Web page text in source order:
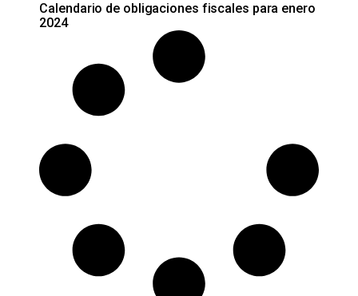
Calendario de obligaciones fiscales para enero
2024